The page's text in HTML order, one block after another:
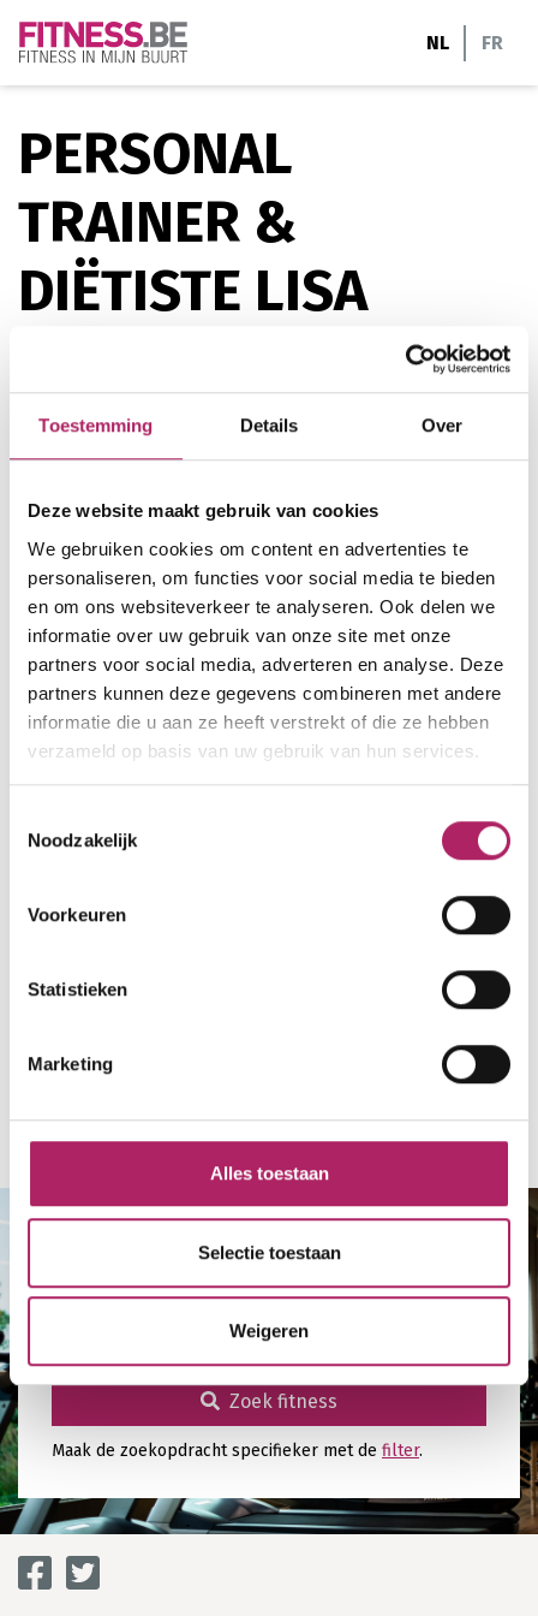
Toestemming Details Over
Deze website maakt gebruik van cookies
We gebruiken cookies om content en advertenties te
personaliseren, om functies voor social media te bieden
en om ons websiteverkeer te analyseren. Ook delen we
informatie over uw gebruik van onze site met onze
partners voor social media, adverteren en analyse. Deze
partners kunnen deze gegevens combineren met andere
informatie die u aan ze heeft verstrekt of die ze hebben
verzameld op basis van uw gebruik van hun services.
Noodzakelijk
Voorkeuren
Statistieken
Marketing
Alles toestaan
Selectie toestaan
Weigeren
NL FR
PERSONAL
TRAINER &
DIËTISTE LISA
Deze club, studio, ... heeft nog geen beschrijving
Zeelsebaan 39
9200 Dendermonde
0474139129
dietiste@lisavolkaert.be
www.lisavolkaert.be
Laden
Terug naar overzicht
Zoek fitness
Maak de zoekopdracht specifieker met de filter.